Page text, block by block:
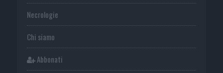
Necrologie
Chi siamo
Abbonati